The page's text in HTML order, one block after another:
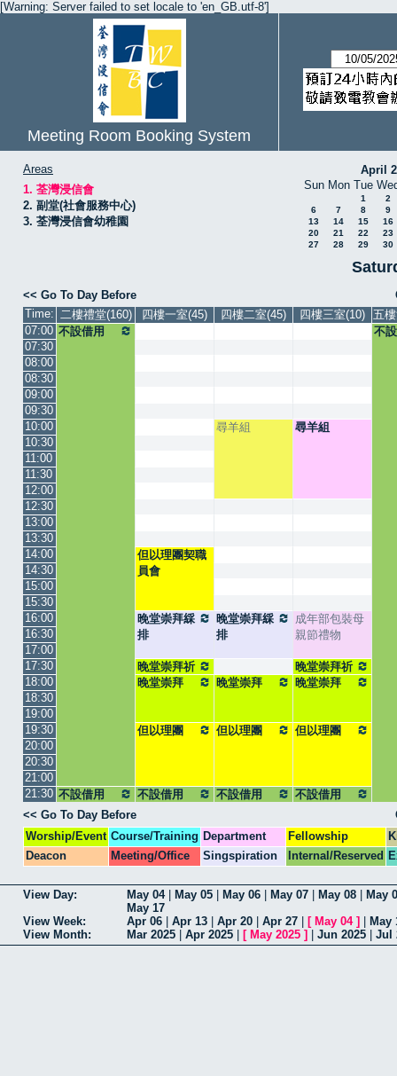
[Warning: Server failed to set locale to 'en_GB.utf-8']
Meeting Room Booking System
Areas
1. 荃灣浸信會
2. 副堂(社會服務中心)
3. 荃灣浸信會幼稚園
April
Sun Mon Tue
1
2
6
7 8
9
13
14 15
16
20
21 22
23
27
28 29 30
<< Go To Day Before
Time: 二樓禮堂(160) 四樓一室(45) 四樓二室(45) 四樓三室(10) 五
07:00 不設借用
不
07:30
08:00
08:30
09:00
09:30
10:00
尋羊組
尋羊組
10:30
11:00
11:30
12:00
12:30
13:00
13:30
14:00
但以理團契職
員會
14:30
15:00
15:30
16:00
晚堂崇拜綵
排
晚堂崇拜綵
排
成年部包裝母
親節禮物
16:30
17:00
17:30
晚堂崇拜祈
禱會
晚堂崇拜祈
禱會
18:00 晚堂崇拜 晚堂崇拜
晚堂崇拜
18:30
19:00
19:30
但以理團 但以理團
但以理團
20:00
20:30
21:00
21:30 不設借用 不設借用 不設借用
不設借用
<< Go To Day Before
Worship/Event Course/Training Department Fellowship
Deacon
Meeting/Office Singspiration Internal/Reserved
View Day: May 04| May 05 May 06 May 07 May 08
May
May 17
View Week:
Apr 06 Apr 13 Apr 20 Apr 27 [ May 04]
May
View Month:
Mar 2025 Apr 2025 [ May 2025 ] Jun 2025 Jul